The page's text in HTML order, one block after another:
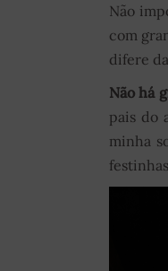
Não
com
difere
Não há
pais do
minha